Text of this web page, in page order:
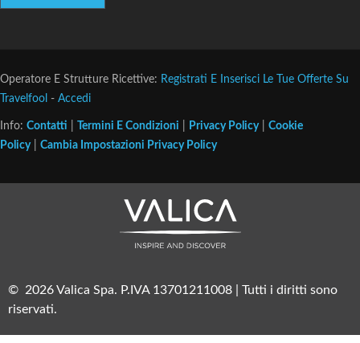
Operatore E Strutture Ricettive: Registrati E Inserisci Le Tue Offerte Su
Travelfool - Accedi
Info: Contatti Termini E Condizioni Privacy Policy| Cookie
Policy| Cambia Impostazioni Privacy Policy
© 2026 Valica Spa. P.IVA 13701211008 | Tutti i diritti sono
riservati.